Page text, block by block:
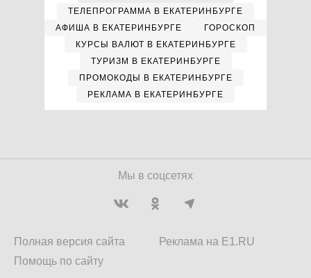
ТЕЛЕПРОГРАММА В ЕКАТЕРИНБУРГЕ
АФИША В ЕКАТЕРИНБУРГЕ
ГОРОСКОП
КУРСЫ ВАЛЮТ В ЕКАТЕРИНБУРГЕ
ТУРИЗМ В ЕКАТЕРИНБУРГЕ
ПРОМОКОДЫ В ЕКАТЕРИНБУРГЕ
РЕКЛАМА В ЕКАТЕРИНБУРГЕ
Мы в соцсетях
Полная версия сайта
Помощь по сайту
Реклама на E1.RU